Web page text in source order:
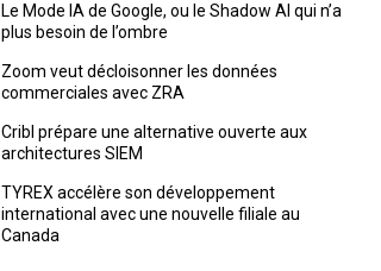
Le Mode IA de Google, ou le Shadow AI qui n’a
plus besoin de l’ombre
Zoom veut décloisonner les données
commerciales avec ZRA
Cribl prépare une alternative ouverte aux
architectures SIEM
TYREX accélère son développement
international avec une nouvelle filiale au
Canada